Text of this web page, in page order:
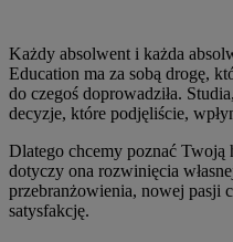
Każdy absolwent i każda
Education ma za sobą drogę,
do czegoś doprowadziła.
decyzje, które podjęliście,
Dlatego chcemy poznać Twoją
dotyczy ona rozwinięcia
przebranżowienia, nowej pasji
satysfakcję.